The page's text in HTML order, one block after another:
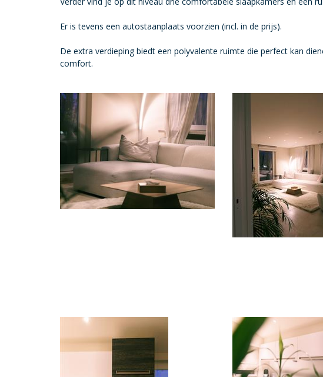
Er is tevens een autostaanplaats voorzien (incl. in de prijs).
De extra verdieping biedt een polyvalente ruimte die perfect kan
comfort.